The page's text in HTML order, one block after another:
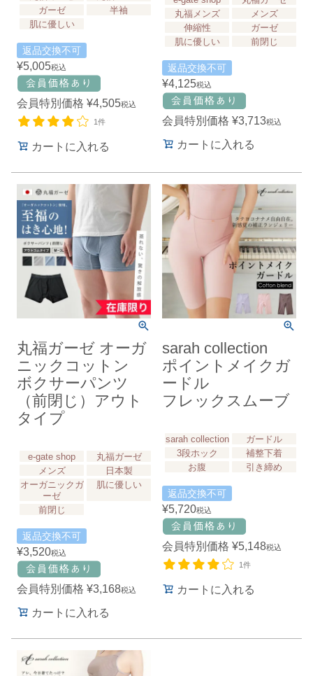
ガーゼ
半袖
肌に優しい
返品交換不可
¥5,005税込
会員特別価格 ¥4,505税込
1件
カートに入れる
丸福メンズ
メンズ
伸縮性
ガーゼ
肌に優しい
前閉じ
返品交換不可
¥4,125税込
会員特別価格 ¥3,713税込
カートに入れる
丸福ガーゼ オーガ
ニックコットン
ボクサーパンツ
（前閉じ）アウト
タイプ
e-gate shop
丸福ガーゼ
メンズ
日本製
オーガニックガ
ーゼ
肌に優しい
前閉じ
返品交換不可
¥3,520税込
会員特別価格 ¥3,168税込
カートに入れる
sarah collection
ポイントメイクガ
ードル
フレックスムーブ
sarah collection
ガードル
3段ホック
補整下着
お腹
引き締め
返品交換不可
¥5,720税込
会員特別価格 ¥5,148税込
1件
カートに入れる